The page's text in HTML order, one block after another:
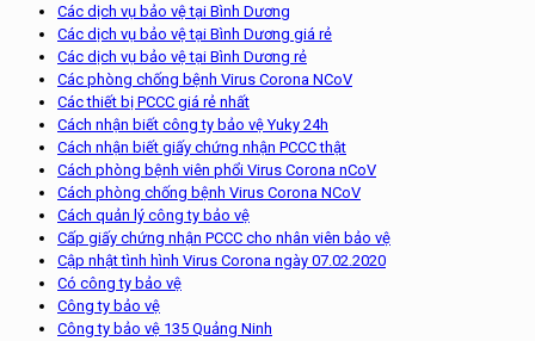
Các dịch vụ bảo vệ tại Bình Dương
Các dịch vụ bảo vệ tại Bình Dương giá rẻ
Các dịch vụ bảo vệ tại Bình Dương rẻ
Các phòng chống bệnh Virus Corona NCoV
Các thiết bị PCCC giá rẻ nhất
Cách nhận biết công ty bảo vệ Yuky 24h
Cách nhận biết giấy chứng nhận PCCC thật
Cách phòng bệnh viên phổi Virus Corona nCoV
Cách phòng chống bệnh Virus Corona NCoV
Cách quản lý công ty bảo vệ
Cấp giấy chứng nhận PCCC cho nhân viên bảo vệ
Cập nhật tình hình Virus Corona ngày 07.02.2020
Có công ty bảo vệ
Công ty bảo vệ
Công ty bảo vệ 135 Quảng Ninh